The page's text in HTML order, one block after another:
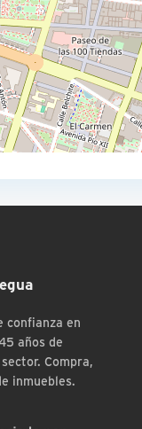
confianza en
años de
Compra,
inmuebles.